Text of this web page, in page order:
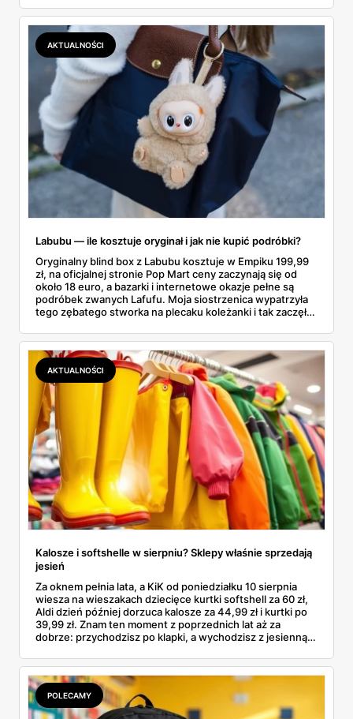
najszybciej rosnący sport w Polsce: kortów przybywa
lawinowo, a chętnych jeszcze szybciej. Sprawdziłam, co
dokładnie dostajemy za te pieniądze i komu taka rakieta
faktycznie wystarczy.
AKTUALNOŚCI
Labubu — ile kosztuje oryginał i jak nie kupić podróbki?
Oryginalny blind box z Labubu kosztuje w Empiku 199,99
zł, na oficjalnej stronie Pop Mart ceny zaczynają się od
około 18 euro, a bazarki i internetowe okazje pełne są
podróbek zwanych Lafufu. Moja siostrzenica wypatrzyła
tego zębatego stworka na plecaku koleżanki i tak zaczęło
kosztuje i po czym poznać, że sprzedawca nie wciska nam
podróbki. Spisałam wszystko, czego się dowiedziałam —
łącznie z jedną wpadką, o której za chwilę.
AKTUALNOŚCI
Kalosze i softshelle w sierpniu? Sklepy właśnie sprzedają
jesień
Za oknem pełnia lata, a KiK od poniedziałku 10 sierpnia
wiesza na wieszakach dziecięce kurtki softshell za 60 zł,
Aldi dzień później dorzuca kalosze za 44,99 zł i kurtki po
39,99 zł. Znam ten moment z poprzednich lat aż za
dobrze: przychodzisz po klapki, a wychodzisz z jesienną
pojawi się w gazetkach w przyszłym tygodniu i czy jest
sens kupować jesień, zanim skończą się wakacje.
POLECAMY